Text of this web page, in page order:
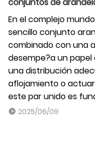
En el complejo
sencillo conjunto
combinado con una
desempe?a un
una distribución
aflojamiento o
este par unido es
2025/06/09